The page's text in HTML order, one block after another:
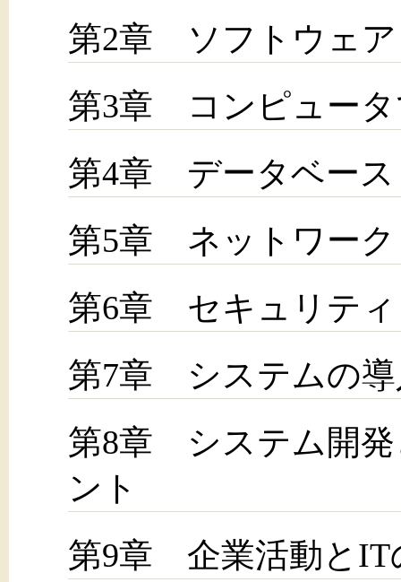
第2章 ソフトウェア
第3章 コンピュータ
第4章 データベース
第5章 ネットワーク
第6章 セキュリティ
第7章 システムの導
第8章 システム開発
ント
第9章 企業活動とIT